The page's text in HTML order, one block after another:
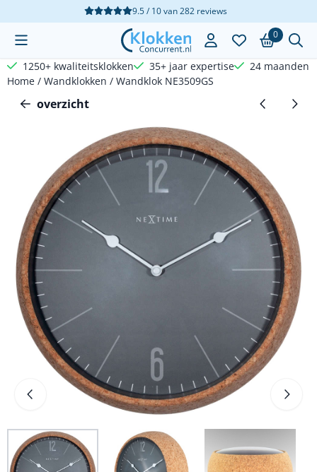
Cookievoorkeuren zijn beschikbaar. Kies instellingen of sta
9.5 / 10van282reviews
0
1250+ kwaliteitsklokken 35+ jaar expertise
24 maanden
Home / Wandklokken / Wandklok NE3509GS
overzicht